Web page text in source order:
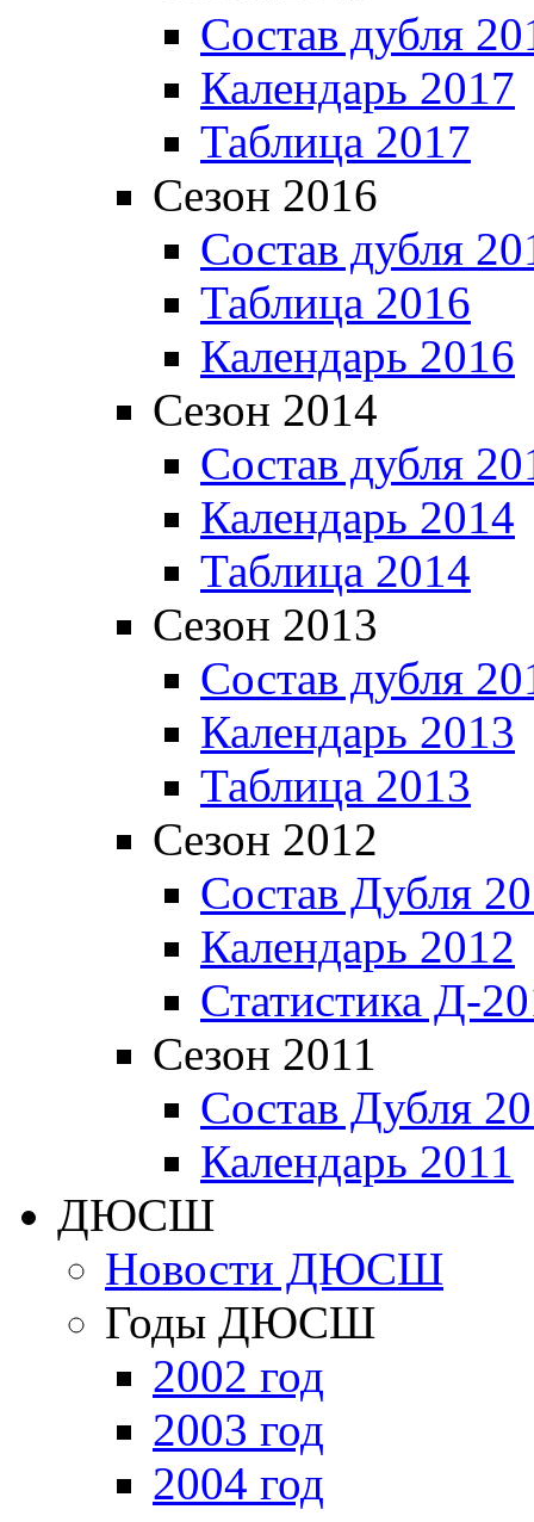
Состав дубля
Календарь 2017
Таблица 2017
Сезон 2016
Состав дубля
Таблица 2016
Календарь 2016
Сезон 2014
Состав дубля
Календарь 2014
Таблица 2014
Сезон 2013
Состав дубля
Календарь 2013
Таблица 2013
Сезон 2012
Состав Дубля
Календарь 2012
Статистика Д-
Сезон 2011
Состав Дубля
Календарь 2011
ДЮСШ
Новости ДЮСШ
Годы ДЮСШ
2002 год
2003 год
2004 год